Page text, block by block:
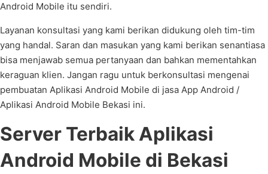
Android Mobile itu sendiri.
Layanan konsultasi yang kami berikan didukung oleh tim-tim
yang handal. Saran dan masukan yang kami berikan senantiasa
bisa menjawab semua pertanyaan dan bahkan mementahkan
keraguan klien. Jangan ragu untuk berkonsultasi mengenai
pembuatan Aplikasi Android Mobile di jasa App Android /
Aplikasi Android Mobile Bekasi ini.
Server Terbaik Aplikasi
Android Mobile di Bekasi